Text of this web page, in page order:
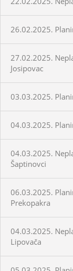
26.02.2025.
27.02.2025.
Josipovac
03.03.2025.
04.03.2025.
04.03.2025.
Šaptinovci
06.03.2025.
Prekopakra
04.03.2025.
Lipovača